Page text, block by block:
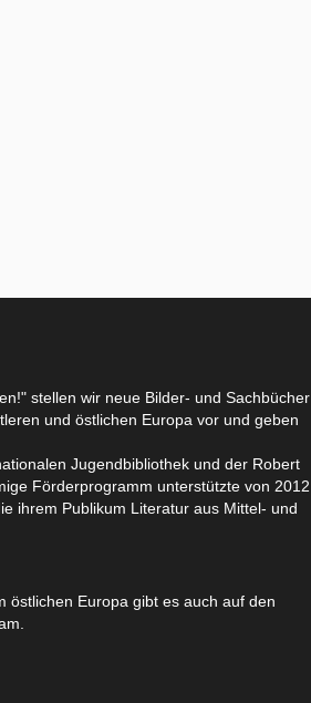
stellen wir neue Bilder- und Sachbücher
und östlichen Europa vor und geben
Jugendbibliothek und der Robert
Förderprogramm unterstützte von 2012
ihrem Publikum Literatur aus Mittel- und
östlichen Europa gibt es auch auf den